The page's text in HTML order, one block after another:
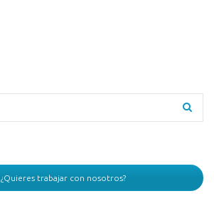
¿Quieres trabajar con nosotros?